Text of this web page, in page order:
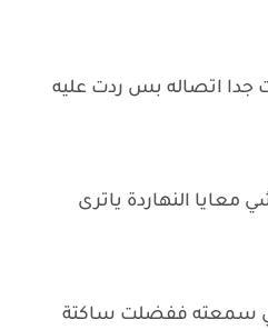
جدا اتصاله بس ردت عليه
معايا النهاردة ياترى
سمعته ففضلت ساكتة